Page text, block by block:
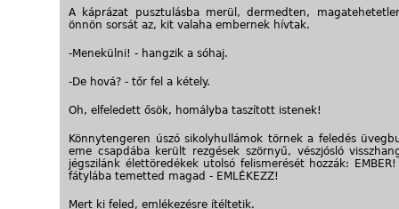
A káprázat pusztulásba merül, dermedten,
önnön sorsát az, kit valaha embernek hívtak.
-Menekülni! - hangzik a sóhaj.
-De hová? - tőr fel a kétely.
Oh, elfeledett ősök, homályba taszított istenek!
Könnytengeren úszó sikolyhullámok törnek a feledés
eme csapdába került rezgések szörnyű, vészjósló
jégszilánk élettöredékek utolsó felismerését hozzák:
fátylába temetted magad - EMLÉKEZZ!
Mert ki feled, emlékezésre ítéltetik.